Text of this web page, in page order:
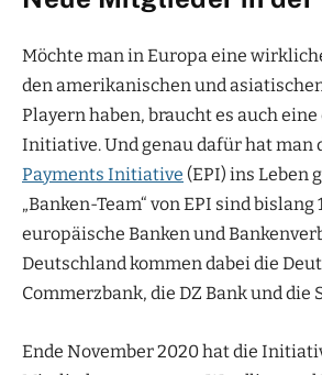
Möchte man in Europa eine
den amerikanischen und
Playern haben, braucht es auch
Initiative. Und genau dafür hat man
Payments Initiative (EPI) ins Leben
„Banken-Team“ von EPI sind bislang
europäische Banken und
Deutschland kommen dabei die
Commerzbank, die DZ Bank und die
Ende November 2020 hat die